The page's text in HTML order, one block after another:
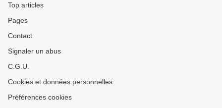
Top articles
Pages
Contact
Signaler un abus
C.G.U.
Cookies et données personnelles
Préférences cookies